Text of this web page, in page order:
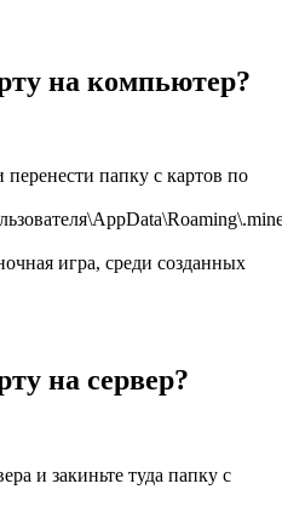
на компьютер?
папку с картов по
игра, среди созданных
на сервер?
и закиньте туда папку с